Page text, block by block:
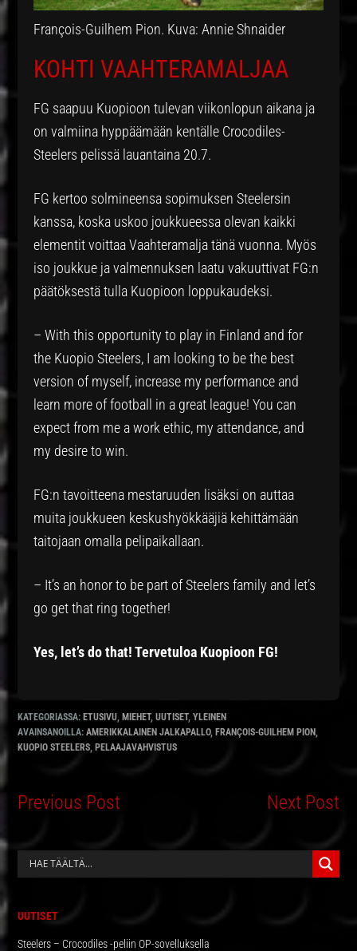
François-Guilhem Pion. Kuva: Annie Shnaider
KOHTI VAAHTERAMALJAA
FG saapuu Kuopioon tulevan viikonlopun aikana ja
on valmiina hyppäämään kentälle Crocodiles-
Steelers pelissä lauantaina 20.7.
FG kertoo solmineensa sopimuksen Steelersin
kanssa, koska uskoo joukkueessa olevan kaikki
elementit voittaa Vaahteramalja tänä vuonna. Myös
iso joukkue ja valmennuksen laatu vakuuttivat FG:n
päätöksestä tulla Kuopioon loppukaudeksi.
– With this opportunity to play in Finland and for
the Kuopio Steelers, I am looking to be the best
version of myself, increase my performance and
learn more of football in a great league! You can
expect from me a work ethic, my attendance, and
my desire to win.
FG:n tavoitteena mestaruuden lisäksi on auttaa
muita joukkueen keskushyökkääjiä kehittämään
taitojaan omalla pelipaikallaan.
– It’s an honor to be part of Steelers family and let’s
go get that ring together!
Yes, let’s do that! Tervetuloa Kuopioon FG!
KATEGORIASSA:ETUSIVU,MIEHET,UUTISET,YLEINEN
AVAINSANOILLA:AMERIKKALAINEN JALKAPALLO,FRANÇOIS-GUILHEM PION,
KUOPIO STEELERS,PELAAJAVAHVISTUS
Previous Post Next Post
ENSISIJAINEN
UUTISET
Steelers – Crocodiles -peliin OP-sovelluksella